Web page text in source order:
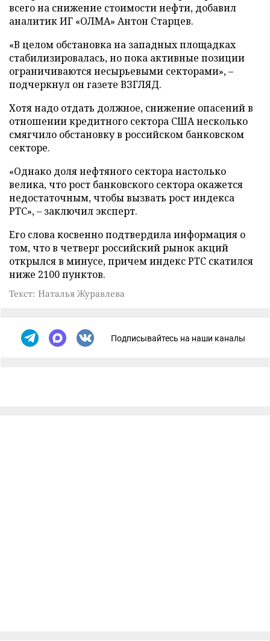
всего на снижение стоимости нефти, добавил
аналитик ИГ «ОЛМА» Антон Старцев.
«В целом обстановка на западных площадках
стабилизировалась, но пока активные позиции
ограничиваются несырьевыми секторами», –
подчеркнул он газете ВЗГЛЯД.
Хотя надо отдать должное, снижение опасений в
отношении кредитного сектора США несколько
смягчило обстановку в российском банковском
секторе.
«Однако доля нефтяного сектора настолько
велика, что рост банковского сектора окажется
недостаточным, чтобы вызвать рост индекса
РТС», – заключил эксперт.
Его слова косвенно подтвердила информация о
том, что в четверг российский рынок акций
открылся в минусе, причем индекс РТС скатился
ниже 2100 пунктов.
Текст: Наталья Журавлева
Подписывайтесь на наши каналы